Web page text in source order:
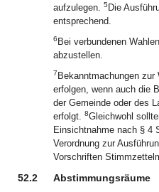
aufzulegen. 5 Die
entsprechend.
6 Bei verbundenen
abzustellen.
7 Bekanntmachungen zur
erfolgen, wenn auch die
der Gemeinde oder des
erfolgt. 8Gleichwohl
Einsichtnahme nach § 4
Verordnung zur
Vorschriften
52.2 Abstimmungsräume